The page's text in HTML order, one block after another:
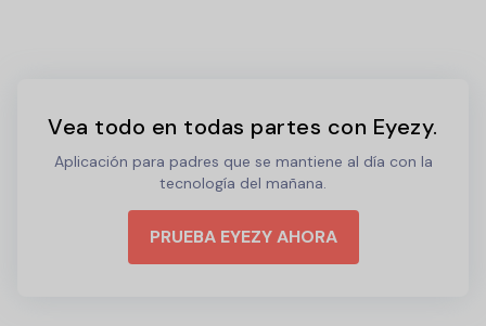
Vea todo en todas partes con Eyezy.
Aplicación para padres que se mantiene al día con la
tecnología del mañana.
PRUEBA EYEZY AHORA